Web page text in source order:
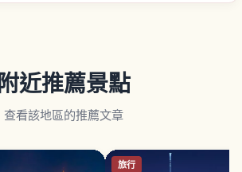
附近推薦景點
查看該地區的推薦文章
旅行